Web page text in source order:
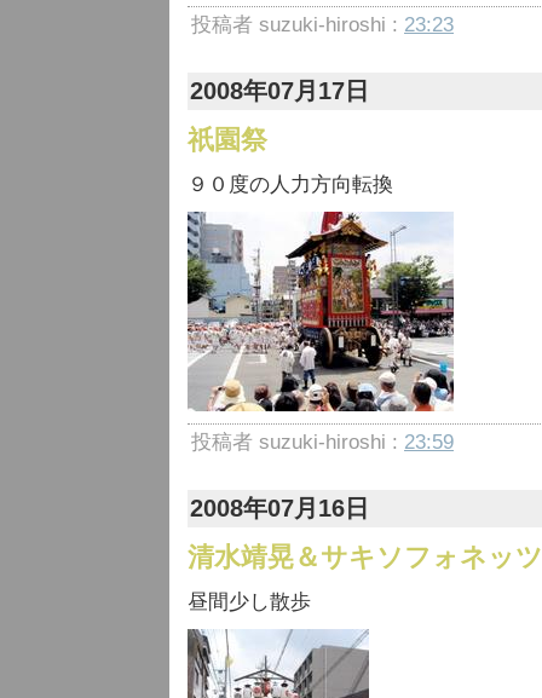
投稿者 suzuki-hiroshi : 23:23
2008年07月17日
祇園祭
９０度の人力方向転換
投稿者 suzuki-hiroshi : 23:59
2008年07月16日
清水靖晃＆サキソフォネッ
昼間少し散歩